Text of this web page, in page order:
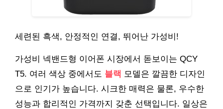
세련된 흑색, 안정적인 연결, 뛰어난 가성비!
가성비 넥밴드형 이어폰 시장에서 돋보이는 QCY
T5. 여러 색상 중에서도 블랙 모델은 깔끔한 디자인
으로 인기가 높습니다. 시크한 매력은 물론, 우수한
성능과 합리적인 가격까지 갖춘 선택입니다. 일상은